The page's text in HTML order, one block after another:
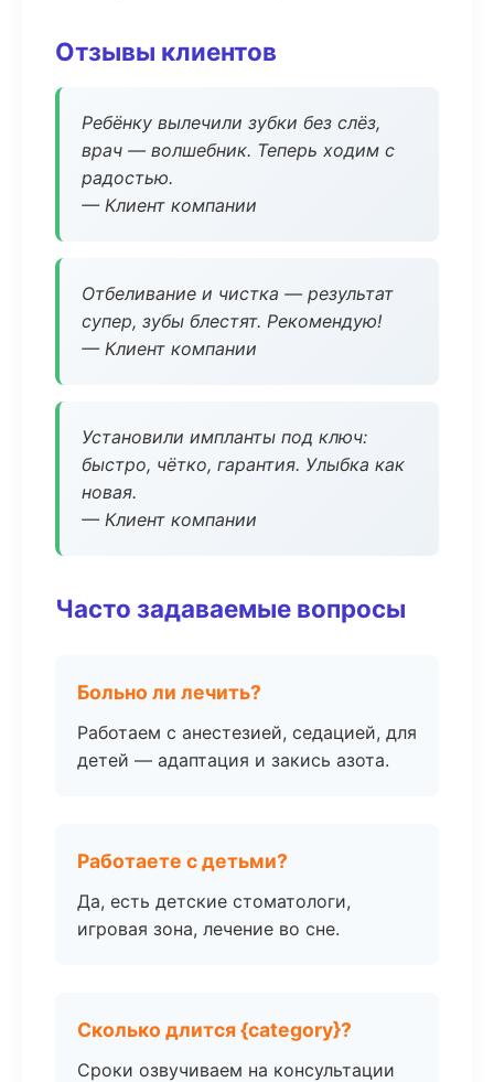
Отзывы клиентов
Ребёнку вылечили зубки без слёз,
врач — волшебник. Теперь ходим с
радостью.
— Клиент компании
Отбеливание и чистка — результат
супер, зубы блестят. Рекомендую!
— Клиент компании
Установили импланты под ключ:
быстро, чётко, гарантия. Улыбка как
новая.
— Клиент компании
Часто задаваемые вопросы
Больно ли лечить?
Работаем с анестезией, седацией, для
детей — адаптация и закись азота.
Работаете с детьми?
Да, есть детские стоматологи,
игровая зона, лечение во сне.
Сколько длится {category}?
Сроки озвучиваем на консультации